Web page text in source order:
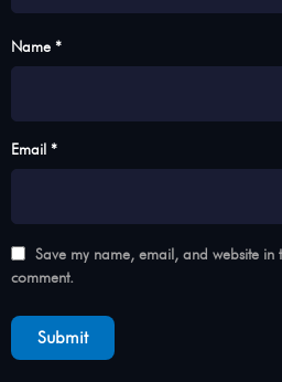
Name *
Email *
Save my name, email, and website in
comment.